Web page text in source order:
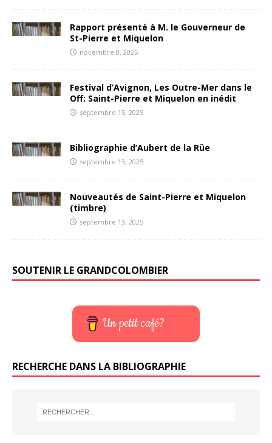
Rapport présenté à M. le Gouverneur de
St-Pierre et Miquelon
novembre 8, 2025
Festival d’Avignon, Les Outre-Mer dans le
Off: Saint-Pierre et Miquelon en inédit
septembre 15, 2025
Bibliographie d’Aubert de la Rüe
septembre 13, 2025
Nouveautés de Saint-Pierre et Miquelon
(timbre)
septembre 13, 2025
SOUTENIR LE GRANDCOLOMBIER
Un petit café?
RECHERCHE DANS LA BIBLIOGRAPHIE